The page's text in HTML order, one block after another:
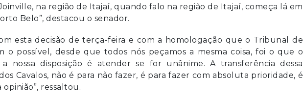
na região de Itajaí, quando falo na região de Itajaí, começa lá em
Belo”, destacou o senador.
esta decisão de terça-feira e com a homologação que o Tribunal de
o possível, desde que todos nós peçamos a mesma coisa, foi o que o
nossa disposição é atender se for unânime. A transferência dessa
Cavalos, não é para não fazer, é para fazer com absoluta prioridade, é
ressaltou.